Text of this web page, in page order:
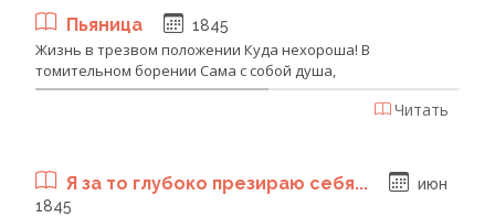
Пьяница 1845
Жизнь в трезвом положении Куда нехороша! В
томительном борении Сама с собой душа,
Читать
Я за то глубоко презираю себя...
июн
1845